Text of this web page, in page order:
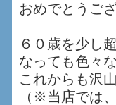
おめでとうご
６０歳を少し
なっても色々
これからも沢
（※当店では